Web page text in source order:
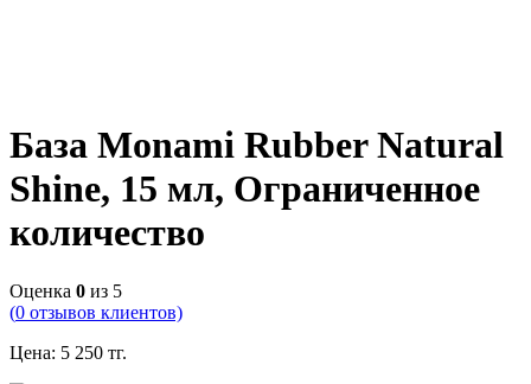
База Monami Rubber Natural
Shine, 15 мл, Ограниченное
количество
Оценка 0 из 5
(0 отзывов клиентов)
Цена: 5 250 тг.